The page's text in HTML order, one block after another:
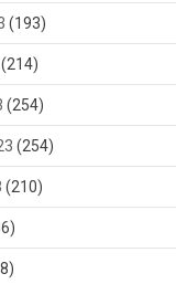
(193)
(214)
(254)
(254)
(210)